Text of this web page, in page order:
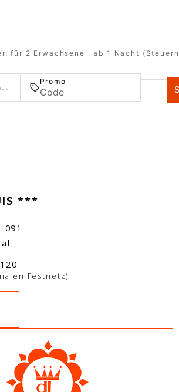
für 2 Erwachsene , ab 1 Nacht (Steuern
2 Erwachsene · 1 Zimmer
Promo
***
091
Festnetz)